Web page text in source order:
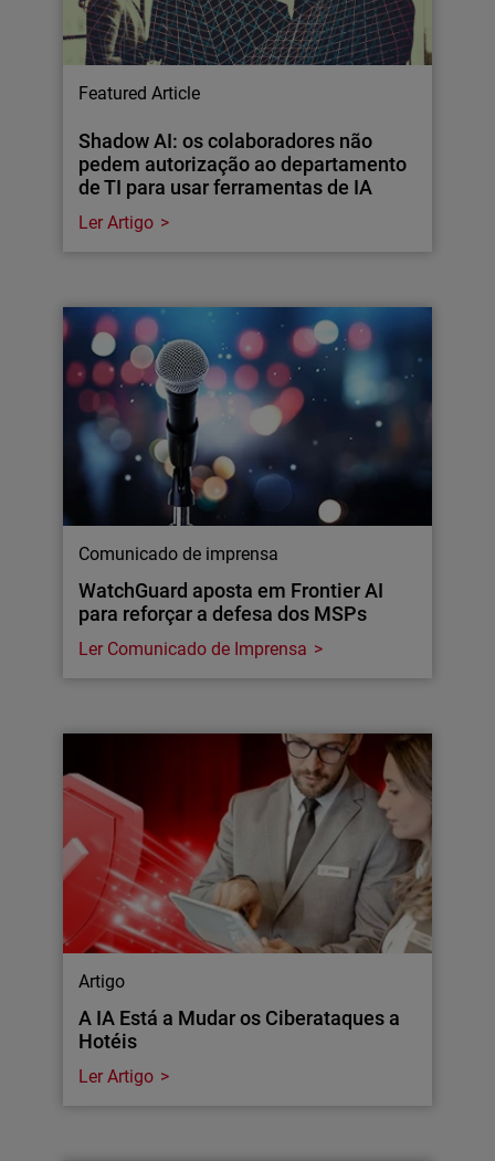
Featured Article
Shadow AI: os colaboradores não
pedem autorização ao departamento
de TI para usar ferramentas de IA
Ler Artigo
Comunicado de imprensa
WatchGuard aposta em Frontier AI
para reforçar a defesa dos MSPs
Ler Comunicado de Imprensa
Artigo
A IA Está a Mudar os Ciberataques a
Hotéis
Ler Artigo